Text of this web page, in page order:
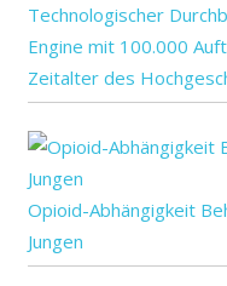
Technologischer
Engine mit 100.000
Zeitalter des
Opioid-Abhängigkeit
Jungen